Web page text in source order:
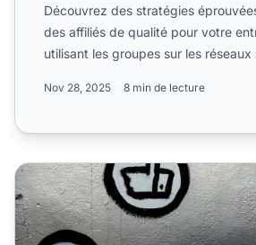
Découvrez des stratégies
des affiliés de qualité pour votre
utilisant les groupes sur les réseaux
Nov 28, 2025 8 min de lecture
choisir le bon influenceur